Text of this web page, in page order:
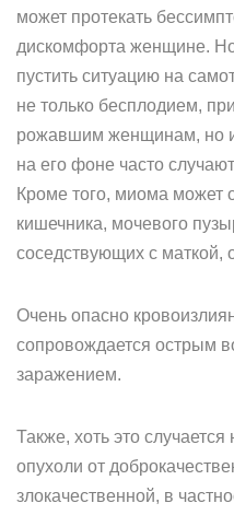
может протекать
дискомфорта женщине. Но
пустить ситуацию на
не только бесплодием,
рожавшим женщинам, но
на его фоне часто
Кроме того, миома может
кишечника, мочевого
соседствующих с маткой,
Очень опасно
сопровождается острым
заражением.
Также, хоть это случается
опухоли от
злокачественной, в